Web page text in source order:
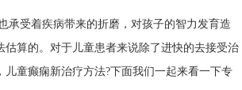
承受着疾病带来的折磨，对孩子的智力发育造
算的。对于儿童患者来说除了进快的去接受治
童癫痫新治疗方法?下面我们一起来看一下专